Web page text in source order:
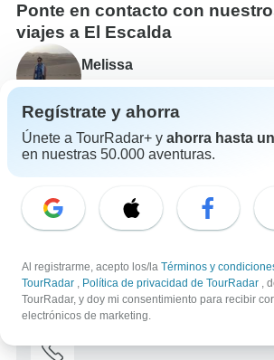
Ponte en contacto con
viajes a El Escalda
Melissa
Experto en El Escalda de
Melissa es uno de nuestros expertos en
Escalda. ¡Ponte en contacto con
a todas tus preguntas sobre los
108 reseñas verificadas de clientes
Escríbenos un mensaje
Haznos una
Regístrate y ahorra
Únete a TourRadar+ y ahorra hasta
en nuestras 50.000 aventuras.
Al registrarme, acepto los/la Términos y
TourRadar , Política de privacidad de TourRadar ,
TourRadar, y doy mi consentimiento para recibir
electrónicos de marketing.